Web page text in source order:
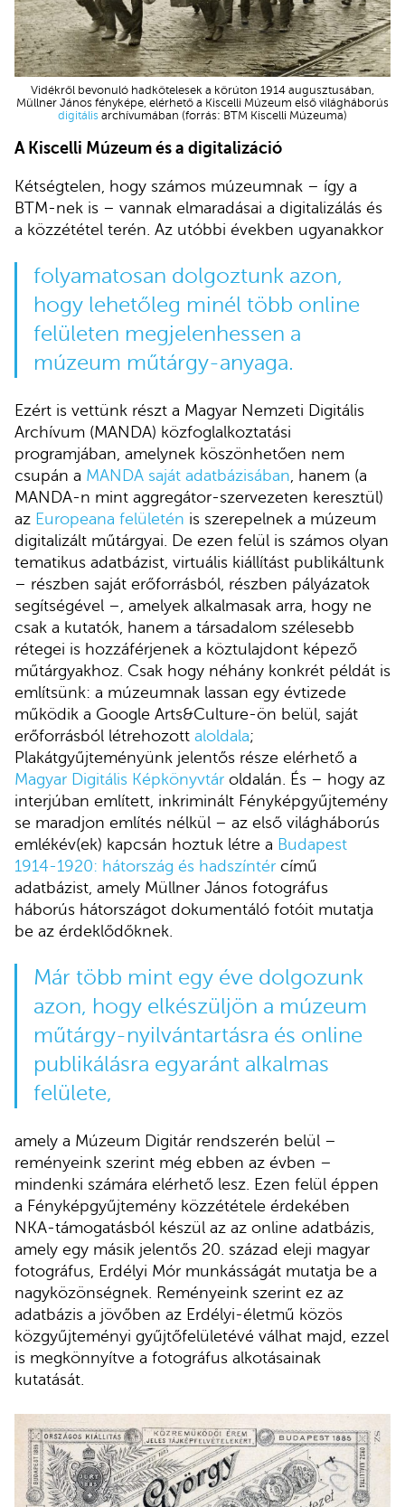
Vidékről bevonuló hadkötelesek a körúton 1914 augusztusában,
Müllner János fényképe, elérhető a Kiscelli Múzeum első világháborús
digitális archívumában (forrás: BTM Kiscelli Múzeuma)
A Kiscelli Múzeum és a digitalizáció
Kétségtelen, hogy számos múzeumnak – így a
BTM-nek is – vannak elmaradásai a digitalizálás és
a közzététel terén. Az utóbbi években ugyanakkor
folyamatosan dolgoztunk azon,
hogy lehetőleg minél több online
felületen megjelenhessen a
múzeum műtárgy-anyaga.
Ezért is vettünk részt a Magyar Nemzeti Digitális
Archívum (MANDA) közfoglalkoztatási
programjában, amelynek köszönhetően nem
csupán a MANDA saját adatbázisában, hanem (a
MANDA-n mint aggregátor-szervezeten keresztül)
az Europeana felületén is szerepelnek a múzeum
digitalizált műtárgyai. De ezen felül is számos olyan
tematikus adatbázist, virtuális kiállítást publikáltunk
– részben saját erőforrásból, részben pályázatok
segítségével –, amelyek alkalmasak arra, hogy ne
csak a kutatók, hanem a társadalom szélesebb
rétegei is hozzáférjenek a köztulajdont képező
műtárgyakhoz. Csak hogy néhány konkrét példát is
említsünk: a múzeumnak lassan egy évtizede
működik a Google Arts&Culture-ön belül, saját
erőforrásból létrehozott aloldala;
Plakátgyűjteményünk jelentős része elérhető a
Magyar Digitális Képkönyvtár oldalán. És – hogy az
interjúban említett, inkriminált Fényképgyűjtemény
se maradjon említés nélkül – az első világháborús
emlékév(ek) kapcsán hoztuk létre a Budapest
1914-1920: hátország és hadszíntér című
adatbázist, amely Müllner János fotográfus
háborús hátországot dokumentáló fotóit mutatja
be az érdeklődőknek.
Már több mint egy éve dolgozunk
azon, hogy elkészüljön a múzeum
műtárgy-nyilvántartásra és online
publikálásra egyaránt alkalmas
felülete,
amely a Múzeum Digitár rendszerén belül –
reményeink szerint még ebben az évben –
mindenki számára elérhető lesz. Ezen felül éppen
a Fényképgyűjtemény közzététele érdekében
NKA-támogatásból készül az az online adatbázis,
amely egy másik jelentős 20. század eleji magyar
fotográfus, Erdélyi Mór munkásságát mutatja be a
nagyközönségnek. Reményeink szerint ez az
adatbázis a jövőben az Erdélyi-életmű közös
közgyűjteményi gyűjtőfelületévé válhat majd, ezzel
is megkönnyítve a fotográfus alkotásainak
kutatását.